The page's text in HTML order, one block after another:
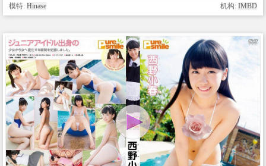
模特: Hinase 机构: IMBD